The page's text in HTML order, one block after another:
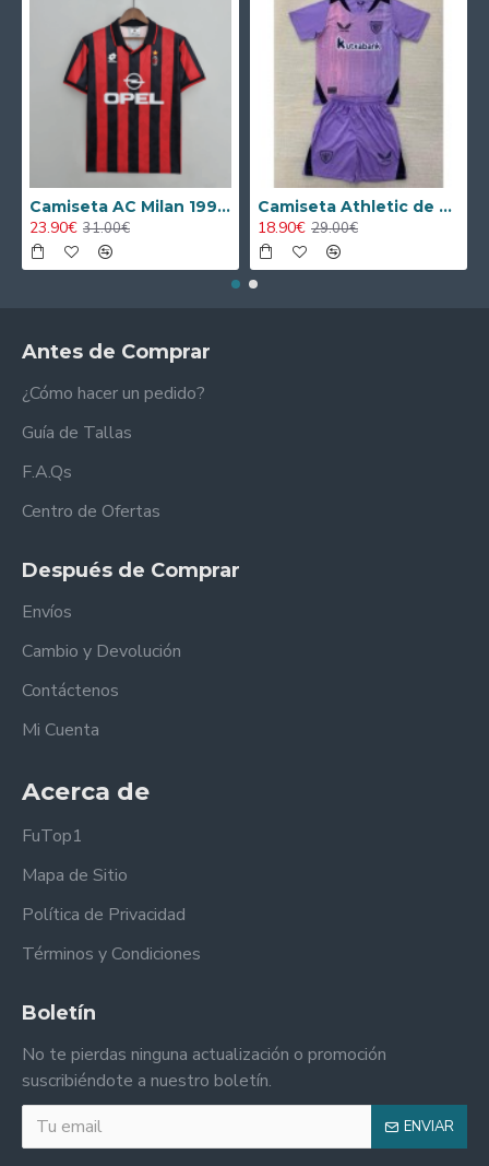
Camiseta AC Milan 1995/1996 Local Retro
23.90€ 31.00€
Camiseta Athletic de Bilbao 2024/2025 Alternativo Niño Kit
18.90€ 29.00€
Antes de Comprar
¿Cómo hacer un pedido?
Guía de Tallas
F.A.Qs
Centro de Ofertas
Después de Comprar
Envíos
Cambio y Devolución
Contáctenos
Mi Cuenta
Acerca de
FuTop1
Mapa de Sitio
Política de Privacidad
Términos y Condiciones
Boletín
No te pierdas ninguna actualización o promoción
suscribiéndote a nuestro boletín.
ENVIAR